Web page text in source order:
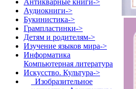
Антикварные книги->
Аудиокниги->
Букинистика->
Грампластинки->
Детям и родителям->
Изучение языков мира->
Информатика
Компьютерная литература
Искусство. Культура->
Изобразительное